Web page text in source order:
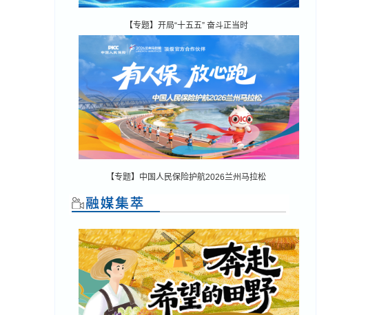
【专题】开局“十五五” 奋斗正当时
【专题】中国人民保险护航2026兰州马拉松